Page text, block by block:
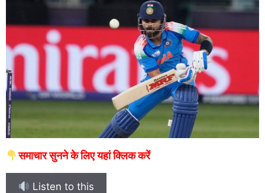
समाचार सुनने के लिए यहां क्लिक करें
Listen to this